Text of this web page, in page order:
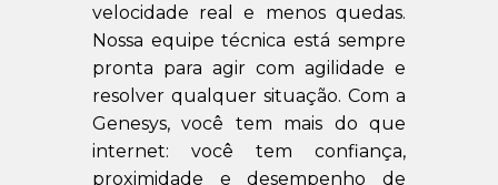
velocidade real e menos quedas.
Nossa equipe técnica está sempre
pronta para agir com agilidade e
resolver qualquer situação. Com a
Genesys, você tem mais do que
internet: você tem confiança,
proximidade e desempenho de